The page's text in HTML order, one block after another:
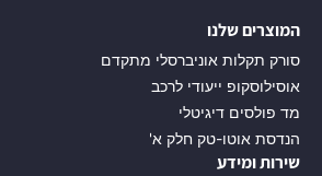
המוצרים שלנו
סורק תקלות אוניברסלי מתקדם
אוסילוסקופ ייעודי לרכב
מד פולסים דיגיטלי
הנדסת אוטו-טק חלק א'
שירות ומידע